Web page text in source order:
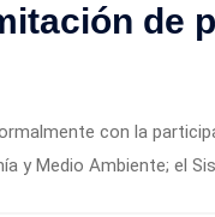
de
con la
y Medio Ambiente; el